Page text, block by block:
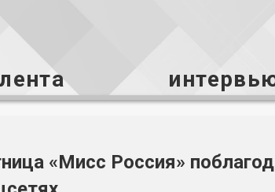
лента
«Мисс Россия»